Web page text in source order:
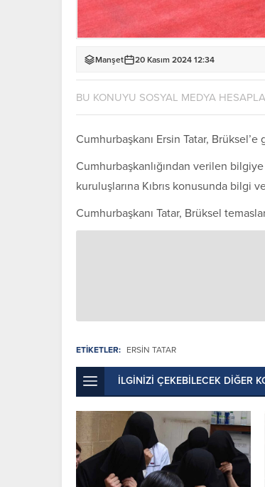
Manşet 20 Kasım 2024 12:34
BU KONUYU SOSYAL MEDYA
Cumhurbaşkanı Ersin Tatar, Brüksel’e
Cumhurbaşkanlığından verilen
kuruluşlarına Kıbrıs konusunda bilgi
Cumhurbaşkanı Tatar, Brüksel
ETİKETLER: ERSIN TATAR
İLGİNİZİ ÇEKEBİLECEK DİĞER